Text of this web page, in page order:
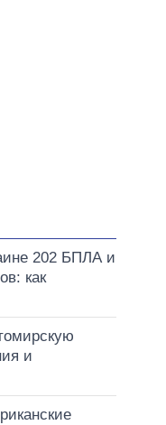
202 БПЛА и
как
и